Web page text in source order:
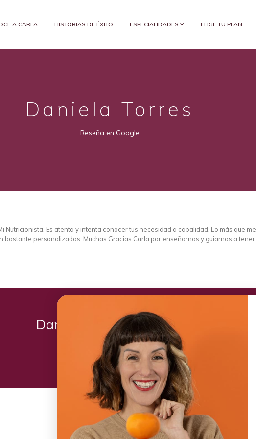
A CARLA HISTORIAS DE ÉXITO ESPECIALIDADES ELIGE TU PLAN
Daniela Torres
Reseña en Google
Es atenta y intenta conocer tus necesidad a cabalidad. Lo más que
personalizados. Muchas Gracias Carla por enseñarnos y guiarnos a tener
Daniela utilizó: Plan Kiwi
Comienza hoy